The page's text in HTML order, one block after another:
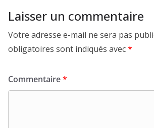
Laisser un commentaire
Votre adresse e-mail ne sera pas
obligatoires sont indiqués avec*
Commentaire*